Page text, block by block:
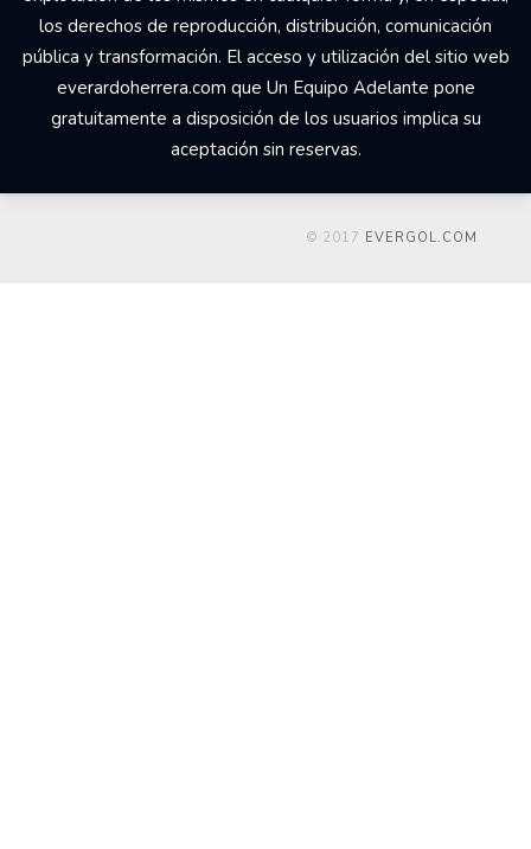
los derechos de reproducción, distribución, comunicación
pública y transformación. El acceso y utilización del sitio web
everardoherrera.com que Un Equipo Adelante pone
gratuitamente a disposición de los usuarios implica su
aceptación sin reservas.
© 2017 EVERGOL.COM